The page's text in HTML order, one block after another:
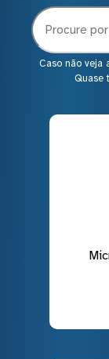
Caso não veja
Quase